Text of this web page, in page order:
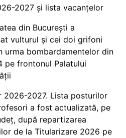
2027 și lista vacanțelor
din București a
vulturul și cei doi grifoni
urma bombardamentelor din
pe frontonul Palatului
2026-2027. Lista posturilor
a fost actualizată, pe
după repartizarea
de la Titularizare 2026 pe